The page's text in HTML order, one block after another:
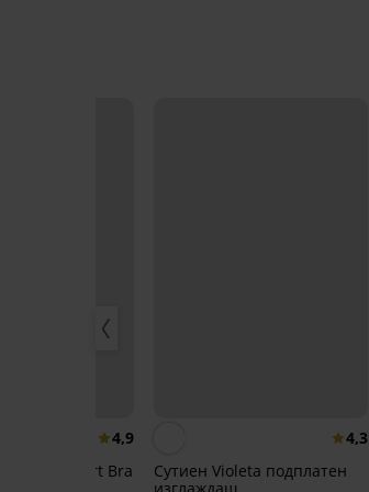
4,9
T-Shirt Bra
4,3
Сутиен Violeta подплатен